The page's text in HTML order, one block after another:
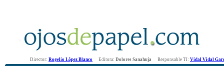
Director: Rogelio López Blanco Editora: Dolores Sanahuja Responsable TI: Vidal Vidal